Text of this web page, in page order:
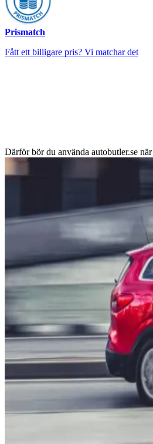
Prismatch
Fått ett billigare pris? Vi matchar det
Därför bör du använda autobutler.se